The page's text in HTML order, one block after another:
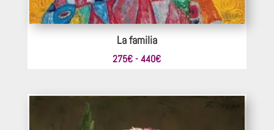
La familia
275€ - 440€Rango